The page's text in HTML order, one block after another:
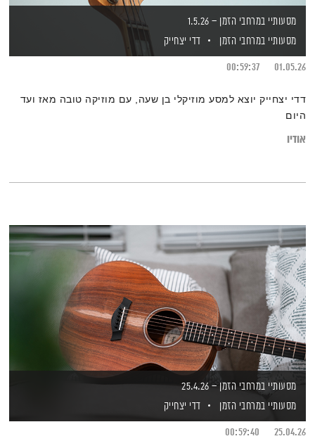
מסעותיי במרחבי הזמן – 1.5.26
מסעותיי במרחבי הזמן
דדי יצחייק
01.05.26
00:59:37
דדי יצחייק יוצא למסע מוזיקלי בן שעה, עם מוזיקה טובה מאז ועד
היום
אודיו
מסעותיי במרחבי הזמן – 25.4.26
מסעותיי במרחבי הזמן
דדי יצחייק
25.04.26
00:59:40